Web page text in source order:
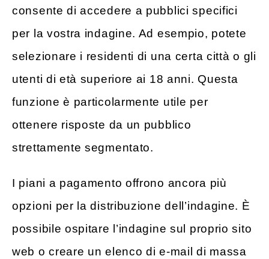
consente di accedere a pubblici specifici
per la vostra indagine. Ad esempio, potete
selezionare i residenti di una certa città o gli
utenti di età superiore ai 18 anni. Questa
funzione è particolarmente utile per
ottenere risposte da un pubblico
strettamente segmentato.
I piani a pagamento offrono ancora più
opzioni per la distribuzione dell’indagine. È
possibile ospitare l’indagine sul proprio sito
web o creare un elenco di e-mail di massa